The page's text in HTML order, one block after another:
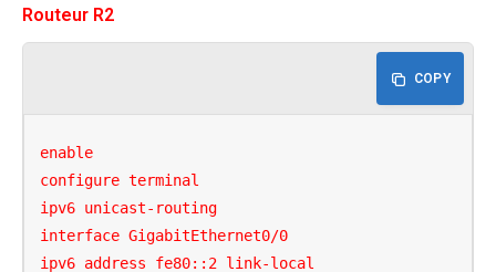
Routeur R2
COPY
enable
configure terminal
ipv6 unicast-routing
interface GigabitEthernet0/0
ipv6 address fe80::2 link-local